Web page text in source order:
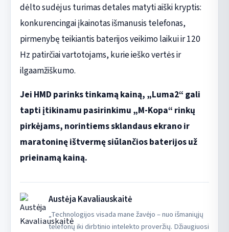
dėlto sudėjus turimas detales matyti aiški kryptis:
konkurencingai įkainotas išmanusis telefonas,
pirmenybę teikiantis baterijos veikimo laikui ir 120
Hz patirčiai vartotojams, kurie ieško vertės ir
ilgaamžiškumo.
Jei HMD parinks tinkamą kainą, „Luma2“ gali
tapti įtikinamu pasirinkimu „M-Kopa“ rinkų
pirkėjams, norintiems sklandaus ekrano ir
maratoninę ištvermę siūlančios baterijos už
prieinamą kainą.
Austėja Kavaliauskaitė
„Technologijos visada mane žavėjo – nuo išmaniųjų
telefonų iki dirbtinio intelekto proveržių. Džiaugiuosi